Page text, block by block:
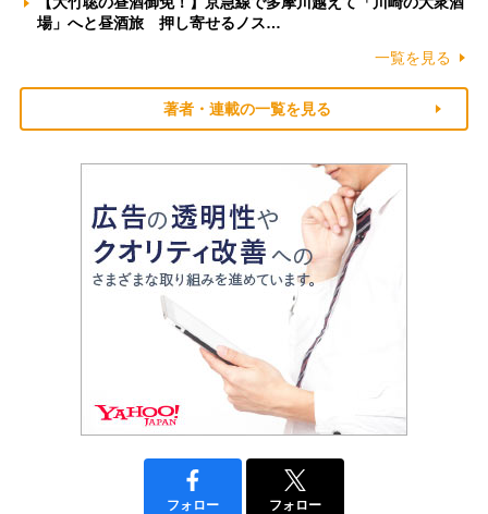
場」へと昼酒旅 押し寄せるノス…
一覧を見る
著者・連載の一覧を見る
フォロー フォロー